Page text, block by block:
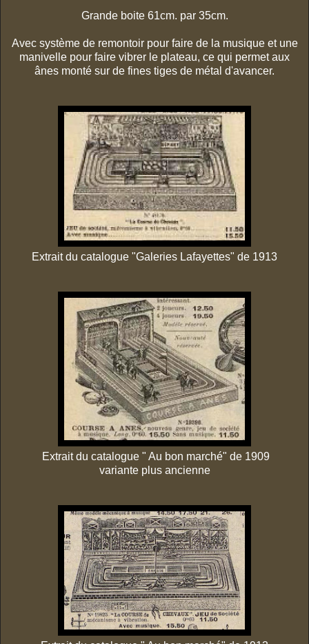
Grande boite 61cm. par 35cm.
Avec système de remontoir pour faire de la musique et une
manivelle pour faire vibrer le plateau, ce qui permet aux
ânes monté sur de fines tiges de métal d'avancer.
Extrait du catalogue "Galeries Lafayettes" de 1913
Extrait du catalogue " Au bon marché" de 1909
variante plus ancienne